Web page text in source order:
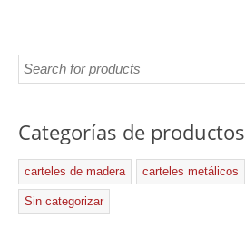
Categorías de productos
carteles de madera carteles metálicos
Sin categorizar